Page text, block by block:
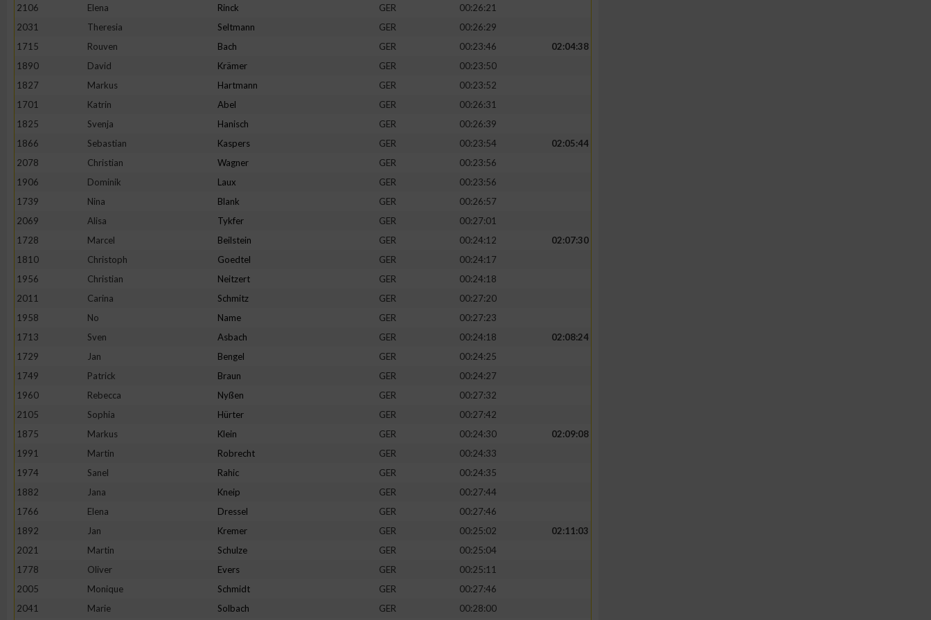
2106
Elena Rinck GER
00:26:21
2031
Theresia Seltmann GER
00:26:29
1715
Rouven Bach GER 00:23:46
02:04:38
1890
David Krämer GER
00:23:50
1827
Markus Hartmann GER
00:23:52
1701
Katrin Abel GER
00:26:31
1825
Svenja Hanisch GER
00:26:39
1866
Sebastian Kaspers GER 00:23:54
02:05:44
2078
Christian Wagner GER
00:23:56
1906
Dominik Laux GER
00:23:56
1739
Nina Blank GER
00:26:57
2069
Alisa Tykfer GER
00:27:01
1728
Marcel Beilstein GER 00:24:12
02:07:30
1810
Christoph Goedtel GER
00:24:17
1956
Christian Neitzert GER
00:24:18
2011
Carina Schmitz GER
00:27:20
1958
No Name GER
00:27:23
1713
Sven Asbach GER 00:24:18
02:08:24
1729
Jan Bengel GER
00:24:25
1749
Patrick Braun GER
00:24:27
1960
Rebecca Nyßen GER
00:27:32
2105
Sophia Hürter GER
00:27:42
1875
Markus Klein GER 00:24:30
02:09:08
1991
Martin Robrecht GER
00:24:33
1974
Sanel Rahic GER
00:24:35
1882
Jana Kneip GER
00:27:44
1766
Elena Dressel GER
00:27:46
1892
Jan Kremer GER 00:25:02
02:11:03
2021
Martin Schulze GER
00:25:04
1778
Oliver Evers GER
00:25:11
2005
Monique Schmidt GER
00:27:46
2041
Marie Solbach GER 00:28:00
Erstellung von Profilen zur Personalisierung von Inhalten
Verwendung von Profilen zur Auswahl personalisierter Inhalte
verschiedenen Quellen
Entwicklung und Verbesserung der Angebote
Verwendung reduzierter Daten zur Auswahl von Inhalten
IAB-Besonderheiten:
Verwendung genauer Standortdaten
Nicht-IAB-Verarbeitungszwecke:
Performance
Funktional
Werbung